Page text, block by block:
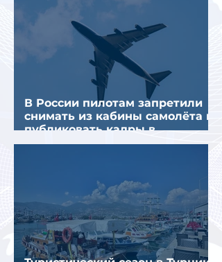
В России пилотам запретили
снимать из кабины самолёта и
публиковать кадры в
интернете